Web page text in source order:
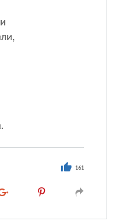
161
празднуют именины
значениеи